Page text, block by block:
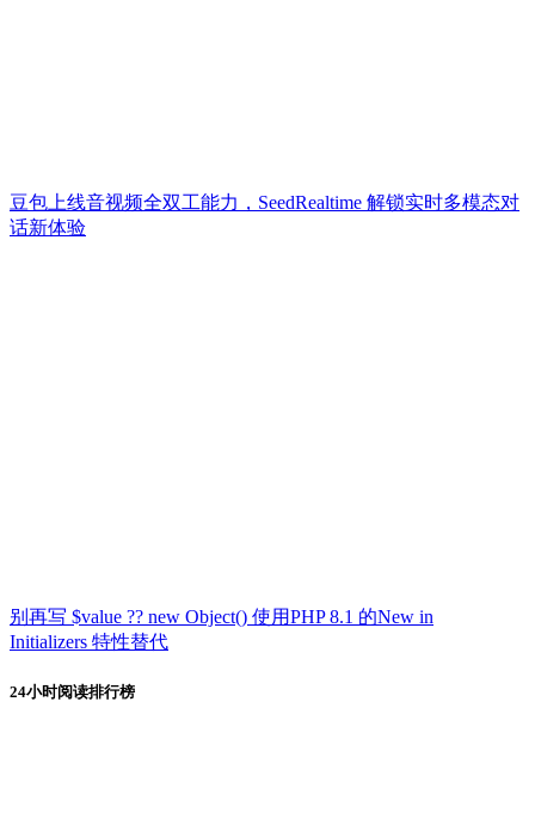
豆包上线音视频全双工能力，SeedRealtime 解锁实时多模态对
话新体验
别再写 $value ?? new Object() 使用PHP 8.1 的New in
Initializers 特性替代
24小时阅读排行榜